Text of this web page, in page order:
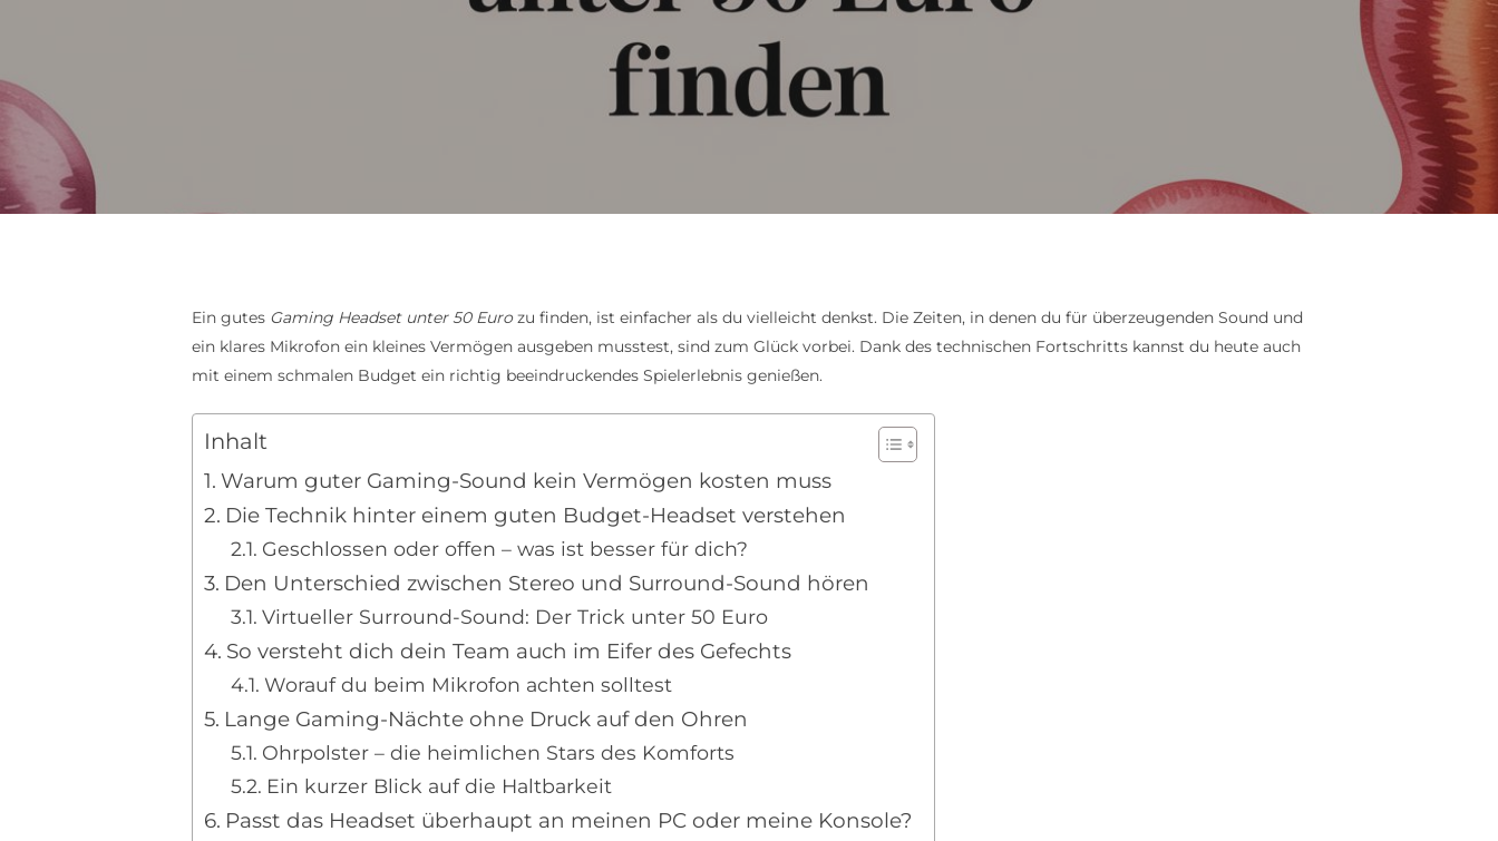
Ein gutes Gaming Headset unter 50 Eurozu finden, ist einfacher als du vielleicht denkst. Die Zeiten, in denen du für überzeugenden Sound und
ein klares Mikrofon ein kleines Vermögen ausgeben musstest, sind zum Glück vorbei. Dank des technischen Fortschritts kannst du heute auch
mit einem schmalen Budget ein richtig beeindruckendes Spielerlebnis genießen.
Inhalt
Warum guter Gaming-Sound kein Vermögen kosten muss
Die Technik hinter einem guten Budget-Headset verstehen
Geschlossen oder offen – was ist besser für dich?
Den Unterschied zwischen Stereo und Surround-Sound hören
Virtueller Surround-Sound: Der Trick unter 50 Euro
So versteht dich dein Team auch im Eifer des Gefechts
Worauf du beim Mikrofon achten solltest
Lange Gaming-Nächte ohne Druck auf den Ohren
Ohrpolster – die heimlichen Stars des Komforts
Ein kurzer Blick auf die Haltbarkeit
Passt das Headset überhaupt an meinen PC oder meine Konsole?